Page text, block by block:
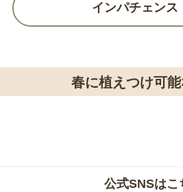
インパチェンス
春に植えつけ可
公式SNSはこ